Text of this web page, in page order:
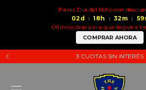
Packs Dia del Niño con
02 d : 18 h : 32 m : 59
Últimos días para que llegue a
COMPRAR AHORA
3 CUOTAS SIN INTERÉS